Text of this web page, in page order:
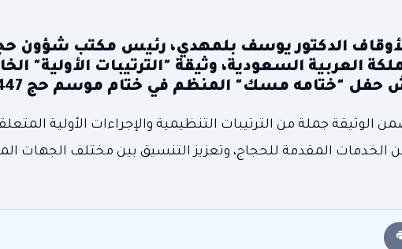
الدكتور يوسف بلمهدي، رئيس مكتب شؤون
العربية السعودية، وثيقة "الترتيبات الأولية"
الوثيقة جملة من الترتيبات التنظيمية والإجراءات الأولية
المقدمة للحجاج، وتعزيز التنسيق بين مختلف الجهات